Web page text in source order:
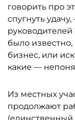
говорить про
спугнуть
было
бизнес, или
какие —
Из местных
продолжают